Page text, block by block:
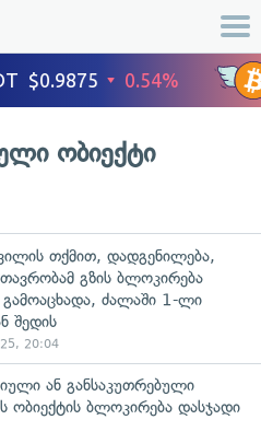
ობიექტი
თქმით, დადგენილება,
გზის ბლოკირება
ძალაში 1-ლი
შედის
20:04
ან განსაკუთრებული
ობიექტის ბლოკირება დასჯადი